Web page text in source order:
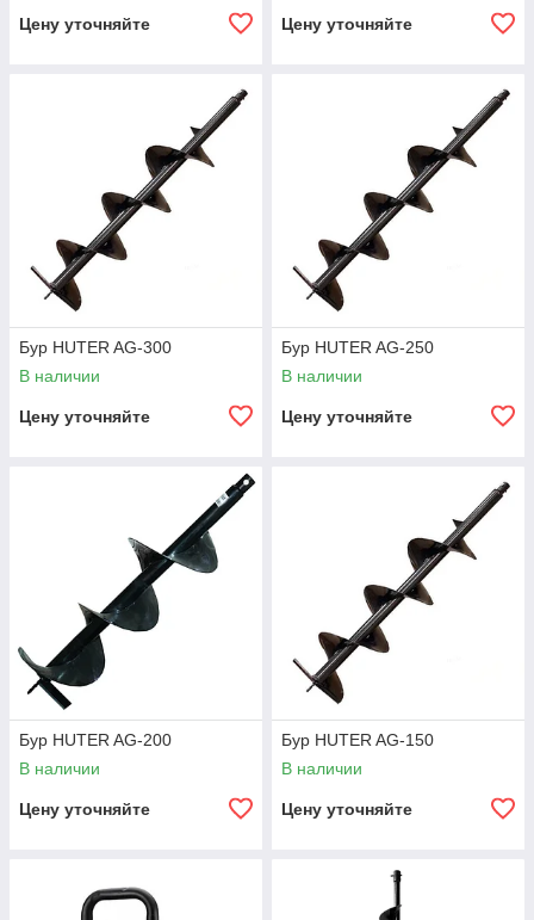
Цену уточняйте Цену уточняйте
Бур HUTER AG-300
В наличии
Цену уточняйте
Бур HUTER AG-250
В наличии
Цену уточняйте
Бур HUTER AG-200
В наличии
Цену уточняйте
Бур HUTER AG-150
В наличии
Цену уточняйте